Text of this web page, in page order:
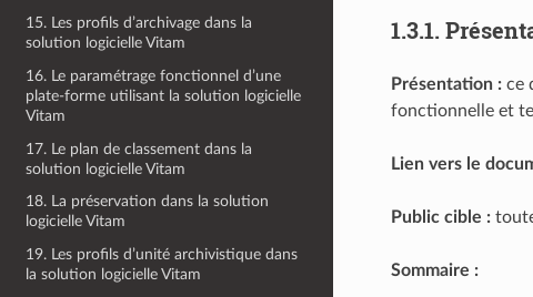
15. Les profils d’archivage dans la
solution logicielle Vitam
16. Le paramétrage fonctionnel d’une
plate-forme utilisant la solution logicielle
Vitam
17. Le plan de classement dans la
solution logicielle Vitam
18. La préservation dans la solution
logicielle Vitam
19. Les profils d’unité archivistique dans
la solution logicielle Vitam
1.3.1.
Présentation :ce
fonctionnelle et
Lien vers le
Public cible :
Sommaire :